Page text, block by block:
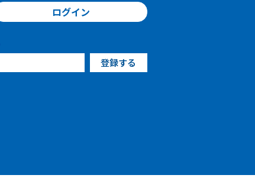
ログイン